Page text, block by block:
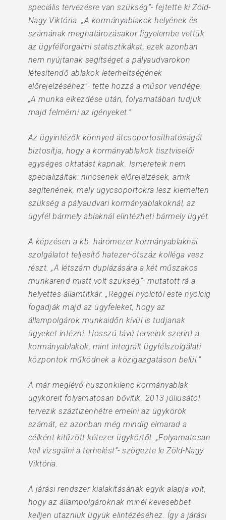
speciális tervezésre van szükség”- fejtette ki Zöld-
Nagy Viktória. „A kormányablakok helyének és
számának meghatározásakor figyelembe vettük
az ügyfélforgalmi statisztikákat, ezek azonban
nem nyújtanak segítséget a pályaudvarokon
létesítendő ablakok leterheltségének
előrejelzéséhez”- tette hozzá a műsor vendége.
„A munka elkezdése után, folyamatában tudjuk
majd felmérni az igényeket.”
Az ügyintézők könnyed átcsoportosíthatóságát
biztosítja, hogy a kormányablakok tisztviselői
egységes oktatást kapnak. Ismereteik nem
specializáltak: nincsenek előrejelzések, amik
segítenének, mely ügycsoportokra lesz kiemelten
szükség a pályaudvari kormányablakoknál, az
ügyfél bármely ablaknál elintézheti bármely ügyét.
A képzésen a kb. háromezer kormányablaknál
szolgálatot teljesítő hatezer-ötszáz kolléga vesz
részt. „A létszám duplázására a két műszakos
munkarend miatt volt szükség”- mutatott rá a
helyettes-államtitkár. „Reggel nyolctól este nyolcig
fogadják majd az ügyfeleket, hogy az
állampolgárok munkaidőn kívül is tudjanak
ügyeket intézni. Hosszú távú terveink szerint a
kormányablakok, mint integrált ügyfélszolgálati
központok működnek a közigazgatáson belül.”
A már meglévő huszonkilenc kormányablak
ügyköreit folyamatosan bővítik. 2013 júliusától
tervezik száztizenhétre emelni az ügykörök
számát, ez azonban még mindig elmarad a
célként kitűzött kétezer ügykörtől. „Folyamatosan
kell vizsgálni a terhelést”- szögezte le Zöld-Nagy
Viktória.
A járási rendszer kialakításának egyik alapja volt,
hogy az állampolgároknak minél kevesebbet
kelljen utazniuk ügyük elintézéséhez. Így a járási